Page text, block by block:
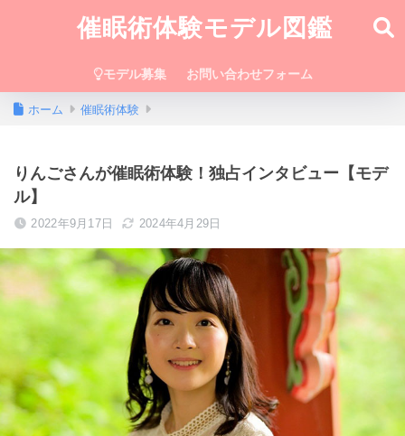
催眠術体験モデル図鑑
モデル募集 お問い合わせフォーム
ホーム 催眠術体験
りんごさんが催眠術体験！独占インタビュー【モデ
ル】
2022年9月17日 2024年4月29日